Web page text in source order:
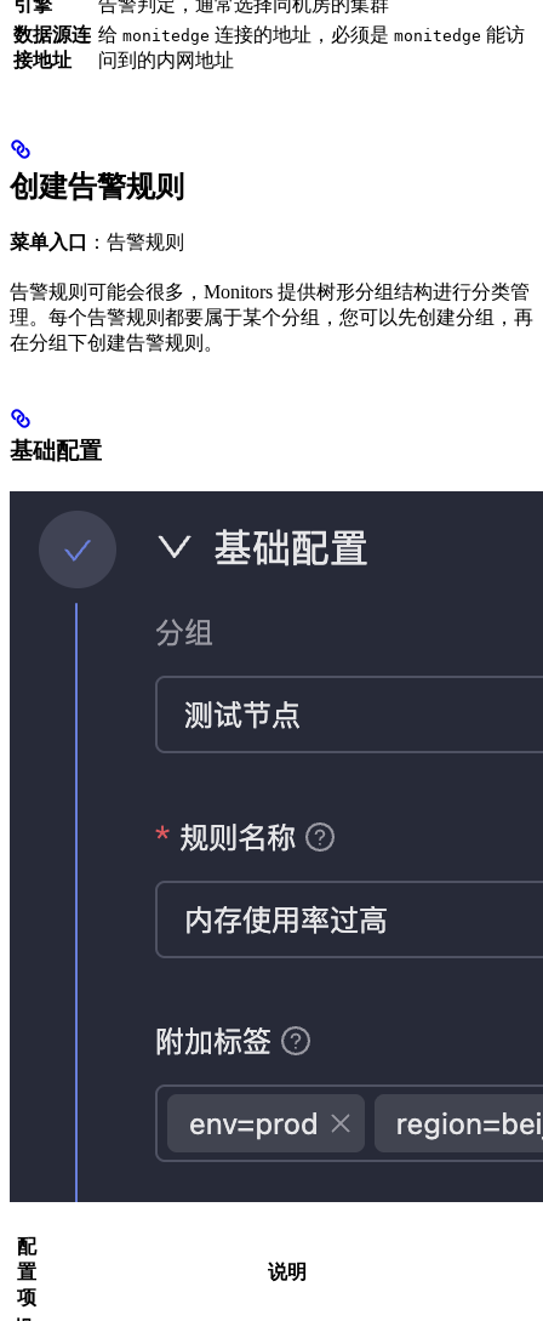
引擎
告警判定，通常选择同机房的集群
数据源连
接地址
给 monitedge 连接的地址，必须是 monitedge 能访
问到的内网地址
创建告警规则
菜单入口 ：告警规则
告警规则可能会很多，Monitors 提供树形分组结构进行分类管
理。每个告警规则都要属于某个分组，您可以先创建分组，再
在分组下创建告警规则。
基础配置
配
置
项
说明